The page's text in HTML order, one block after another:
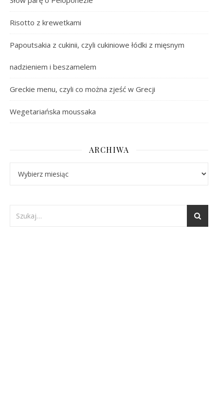
Risotto z krewetkami
Papoutsakia z cukinii, czyli cukiniowe łódki z mięsnym
nadzieniem i beszamelem
Greckie menu, czyli co można zjeść w Grecji
Wegetariańska moussaka
ARCHIWA